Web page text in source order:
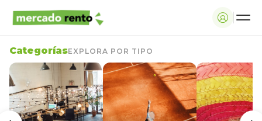
CategoríasEXPLORA POR TIPO